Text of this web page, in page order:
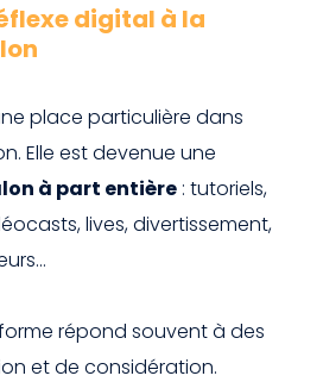
digital à la
place particulière dans
Elle est devenue une
à part entière : tutoriels,
lives, divertissement,
répond souvent à des
et de considération.